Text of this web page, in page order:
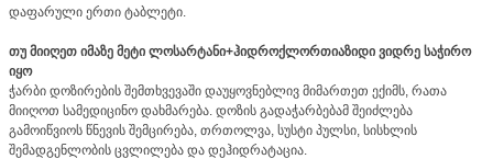
დაფარული ერთი ტაბლეტი.
თუ მიიღეთ იმაზე მეტი ლოსარტანი+ჰიდროქლორთიაზიდი ვიდრე საჭირო
იყო
ჭარბი დოზირების შემთხვევაში დაუყოვნებლივ მიმართეთ ექიმს, რათა
მიიღოთ სამედიცინო დახმარება. დოზის გადაჭარბებამ შეიძლება
გამოიწვიოს წნევის შემცირება, თრთოლვა, სუსტი პულსი, სისხლის
შემადგენლობის ცვლილება და დეჰიდრატაცია.